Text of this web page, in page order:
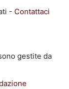
- Contattaci
gestite da